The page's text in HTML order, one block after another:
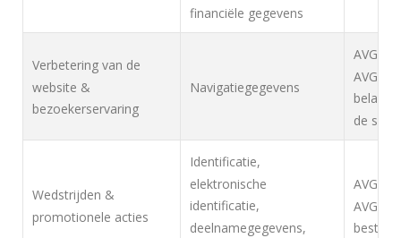
financiële gegevens
Verbetering van de
website &
bezoekerservaring
Navigatiegegevens
AVG,
AVG,
belang:
de site)
Wedstrijden &
promotionele acties
Identificatie,
elektronische
identificatie,
deelnamegegevens,
AVG,
AVG,